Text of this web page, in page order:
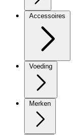
Accessoires
Voeding
Merken